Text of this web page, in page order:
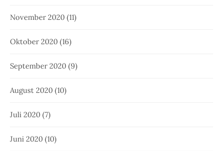
November 2020 (11)
Oktober 2020 (16)
September 2020 (9)
August 2020 (10)
Juli 2020 (7)
Juni 2020 (10)